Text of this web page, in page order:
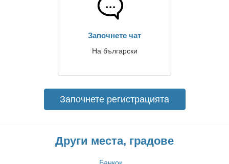
Започнете чат
На български
Започнете регистрацията
Други места, градове